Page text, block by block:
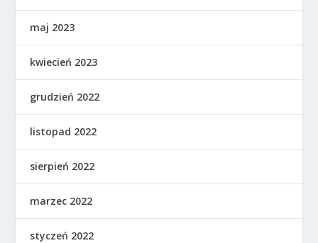
maj 2023
kwiecień 2023
grudzień 2022
listopad 2022
sierpień 2022
marzec 2022
styczeń 2022